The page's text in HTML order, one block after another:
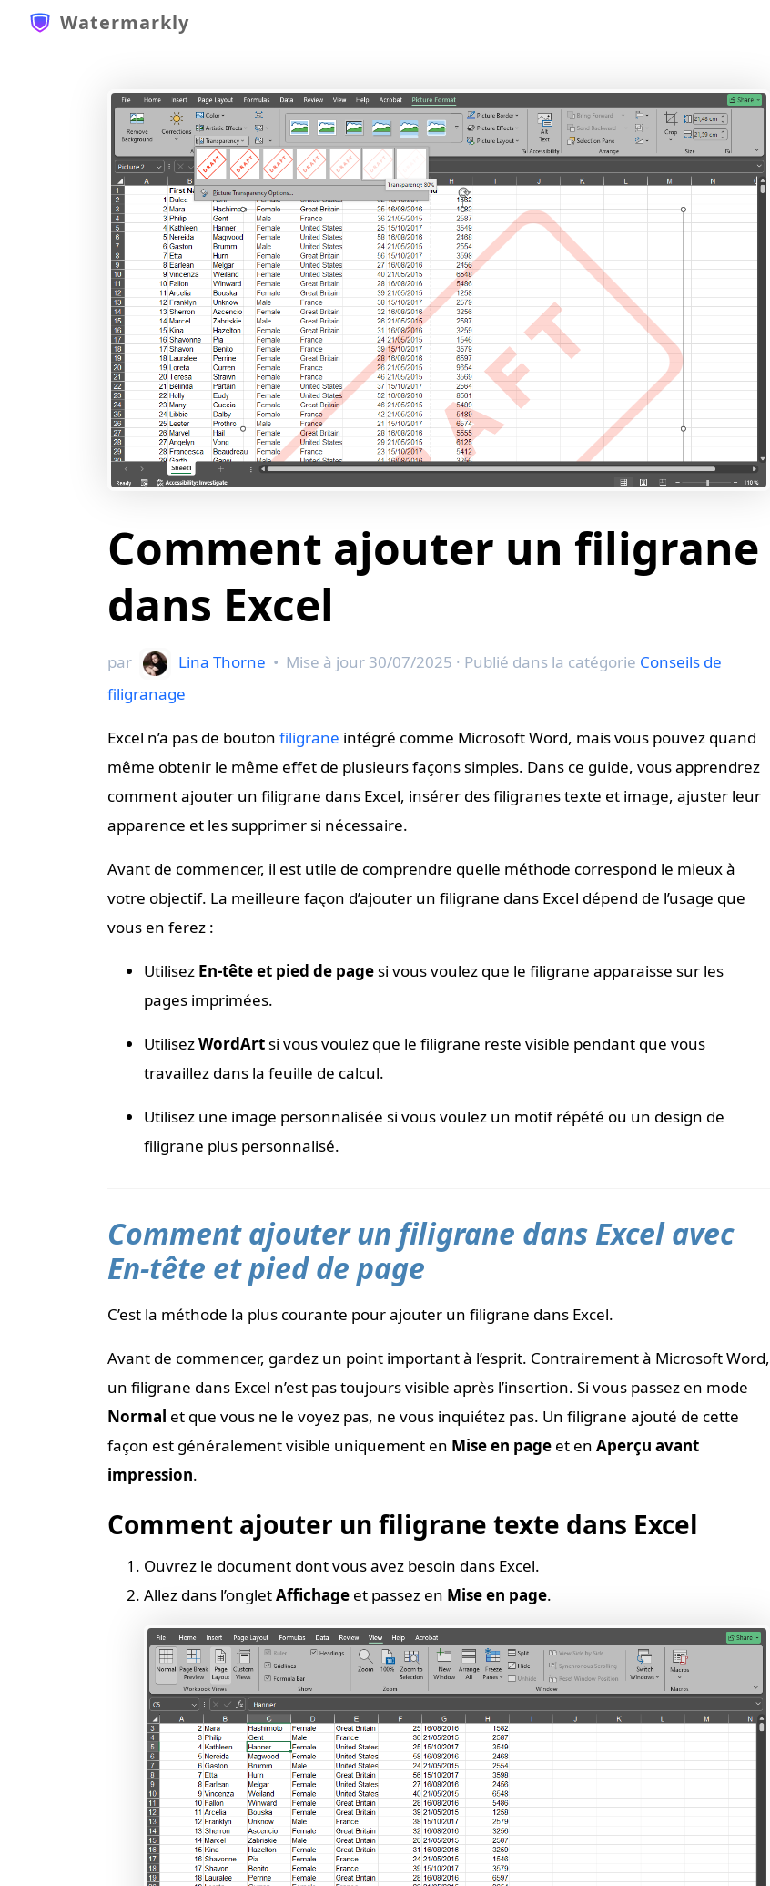
Watermarkly
Comment ajouter un filigrane
dans Excel
par Lina Thorne • Mise à jour 30/07/2025 · Publié dans la catégorie Conseils de
filigranage
Excel n’a pas de bouton filigrane intégré comme Microsoft Word, mais vous pouvez quand
même obtenir le même effet de plusieurs façons simples. Dans ce guide, vous apprendrez
comment ajouter un filigrane dans Excel, insérer des filigranes texte et image, ajuster leur
apparence et les supprimer si nécessaire.
Avant de commencer, il est utile de comprendre quelle méthode correspond le mieux à
votre objectif. La meilleure façon d’ajouter un filigrane dans Excel dépend de l’usage que
vous en ferez :
Utilisez En-tête et pied de pagesi vous voulez que le filigrane apparaisse sur les
pages imprimées.
UtilisezWordArtsi vous voulez que le filigrane reste visible pendant que vous
travaillez dans la feuille de calcul.
Utilisez une image personnalisée si vous voulez un motif répété ou un design de
filigrane plus personnalisé.
Comment ajouter un filigrane dans Excel avec
En-tête et pied de page
C’est la méthode la plus courante pour ajouter un filigrane dans Excel.
Avant de commencer, gardez un point important à l’esprit. Contrairement à Microsoft Word,
un filigrane dans Excel n’est pas toujours visible après l’insertion. Si vous passez en mode
Normal et que vous ne le voyez pas, ne vous inquiétez pas. Un filigrane ajouté de cette
façon est généralement visible uniquement en Mise en page et en Aperçu avant
impression.
Comment ajouter un filigrane texte dans Excel
Ouvrez le document dont vous avez besoin dans Excel.
Allez dans l’ongletAffichage et passez en Mise en page.